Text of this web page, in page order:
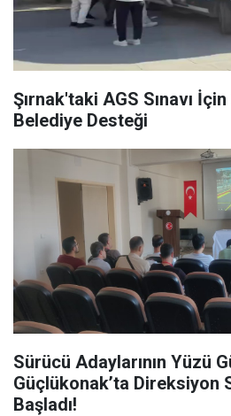
Şırnak'taki AGS Sınavı
Belediye Desteği
Sürücü Adaylarının Yüzü
Güçlükonak’ta Direksiyon
Başladı!